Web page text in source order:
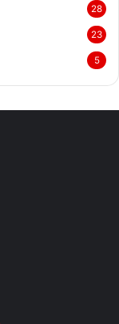
28
23
5